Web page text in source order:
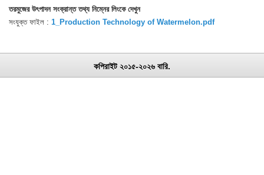
তরমুজের উৎপাদন সংক্রান্ত তথ্য নিম্নের লিংকে দেখুন
সংযুক্ত ফাইল : 1_Production Technology of Watermelon.pdf
কপিরাইট ২০১৫-২০২৬ বারি.